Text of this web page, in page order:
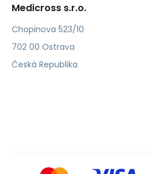
Medicross s.r.o.
Chopinova 523/10
702 00 Ostrava
Česká Republika